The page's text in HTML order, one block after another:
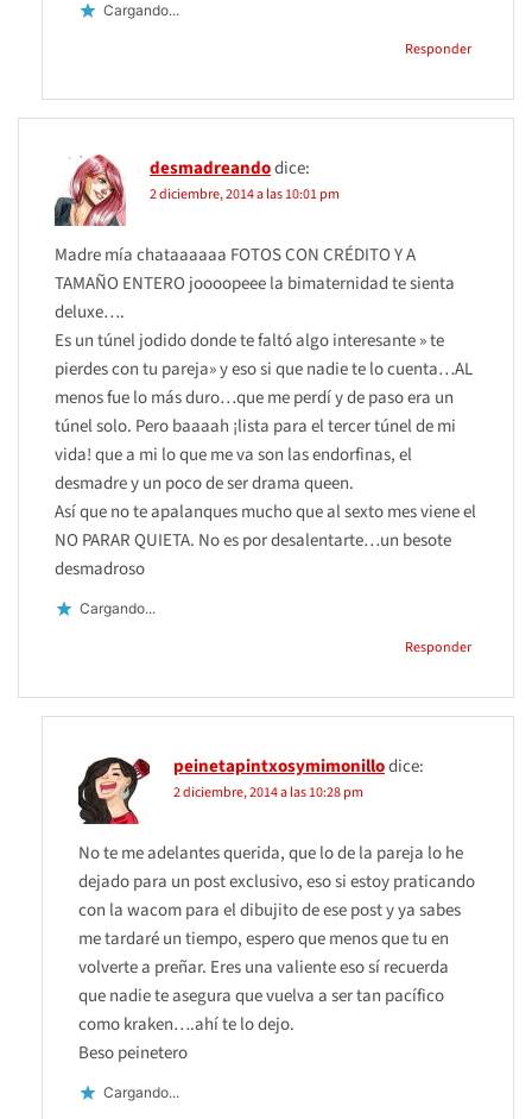
Cargando...
Responder
desmadreandodice:
2 diciembre, 2014 a las 10:01 pm
Madre mía chataaaaaa FOTOS CON CRÉDITO Y A
TAMAÑO ENTERO joooopeee la bimaternidad te sienta
deluxe….
Es un túnel jodido donde te faltó algo interesante » te
pierdes con tu pareja» y eso si que nadie te lo cuenta…AL
menos fue lo más duro…que me perdí y de paso era un
túnel solo. Pero baaaah ¡lista para el tercer túnel de mi
vida! que a mi lo que me va son las endorfinas, el
desmadre y un poco de ser drama queen.
Así que no te apalanques mucho que al sexto mes viene el
NO PARAR QUIETA. No es por desalentarte…un besote
desmadroso
Cargando...
Responder
peinetapintxosymimonillodice:
2 diciembre, 2014 a las 10:28 pm
No te me adelantes querida, que lo de la pareja lo he
dejado para un post exclusivo, eso si estoy praticando
con la wacom para el dibujito de ese post y ya sabes
me tardaré un tiempo, espero que menos que tu en
volverte a preñar. Eres una valiente eso sí recuerda
que nadie te asegura que vuelva a ser tan pacífico
como kraken….ahí te lo dejo.
Beso peinetero
Cargando...